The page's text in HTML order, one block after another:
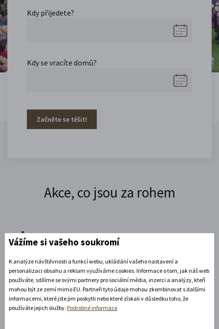
Kdy přijedete?
Kdy se vracíte domů?
Začněte se těšit!
Akce, co jsou za rohem
7. 8 - 9. 8. 2026
Vzpomínková jízda na Elišku a Čeňka
Junkovy 2026
Přijeďte navštívit Státní zámek v Litomyšli a
vzpomenout na naší první českou závodnici,
Vážíme si vašeho soukromí
K analýze návštěvnosti a funkcí webu, ukládání vašeho nastavení a
personalizaci obsahu a reklam využíváme cookies. Informace o tom, jak náš web
používáte, sdílíme se svými partnery pro sociální média, inzerci a analýzy, kteří
mohou být ze zemí mimo EU. Partneři tyto údaje mohou zkombinovat s dalšími
informacemi, které jste jim poskytli nebo které získali v důsledku toho, že
používáte jejich služby. Podrobné informace